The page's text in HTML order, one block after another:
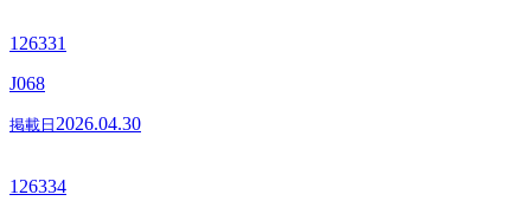
126331
J068
掲載日 2026.04.30
126334